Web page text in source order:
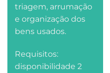
triagem, arrumação
e organização dos
bens usados.
Requisitos:
disponibilidade 2